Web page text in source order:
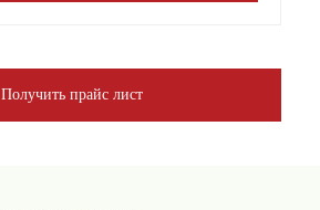
Получить прайс лист